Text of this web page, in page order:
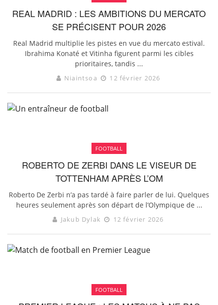
REAL MADRID : LES AMBITIONS DU MERCATO
SE PRÉCISENT POUR 2026
Real Madrid multiplie les pistes en vue du mercato estival.
Ibrahima Konaté et Vitinha figurent parmi les cibles
prioritaires, tandis ...
Niaintsoa 12 février 2026
FOOTBALL
ROBERTO DE ZERBI DANS LE VISEUR DE
TOTTENHAM APRÈS L’OM
Roberto De Zerbi n’a pas tardé à faire parler de lui. Quelques
heures seulement après son départ de l’Olympique de ...
Jakub Dylak 12 février 2026
FOOTBALL